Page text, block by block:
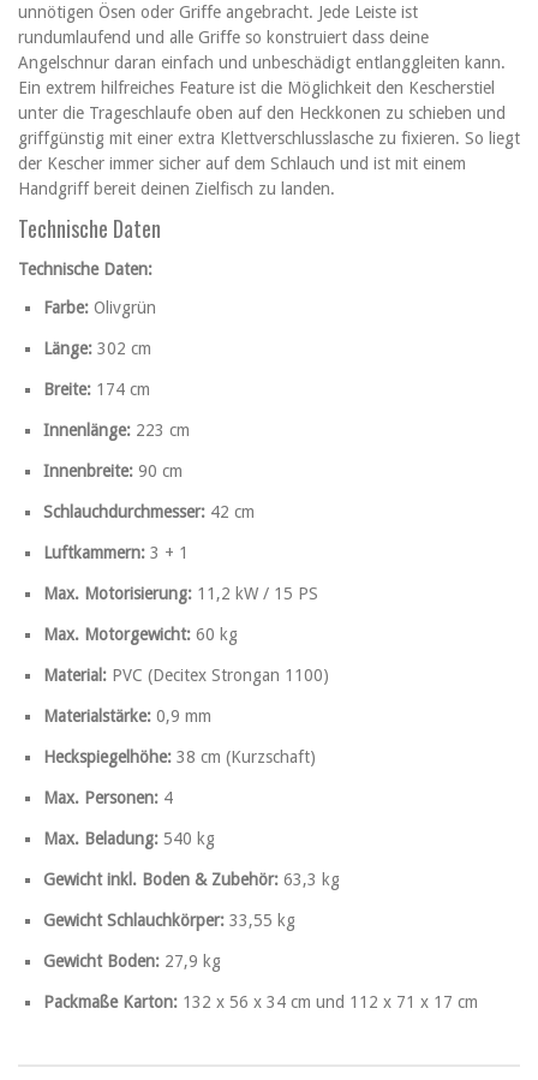
unnötigen Ösen oder Griffe angebracht. Jede Leiste ist
rundumlaufend und alle Griffe so konstruiert dass deine
Angelschnur daran einfach und unbeschädigt entlanggleiten kann.
Ein extrem hilfreiches Feature ist die Möglichkeit den Kescherstiel
unter die Trageschlaufe oben auf den Heckkonen zu schieben und
griffgünstig mit einer extra Klettverschlusslasche zu fixieren. So liegt
der Kescher immer sicher auf dem Schlauch und ist mit einem
Handgriff bereit deinen Zielfisch zu landen.
Technische Daten
Technische Daten:
Farbe: Olivgrün
Länge: 302 cm
Breite: 174 cm
Innenlänge: 223 cm
Innenbreite: 90 cm
Schlauchdurchmesser: 42 cm
Luftkammern: 3 + 1
Max. Motorisierung: 11,2 kW / 15 PS
Max. Motorgewicht: 60 kg
Material: PVC (Decitex Strongan 1100)
Materialstärke: 0,9 mm
Heckspiegelhöhe: 38 cm (Kurzschaft)
Max. Personen: 4
Max. Beladung: 540 kg
Gewicht inkl. Boden & Zubehör: 63,3 kg
Gewicht Schlauchkörper: 33,55 kg
Gewicht Boden: 27,9 kg
Packmaße Karton: 132 x 56 x 34 cm und 112 x 71 x 17 cm